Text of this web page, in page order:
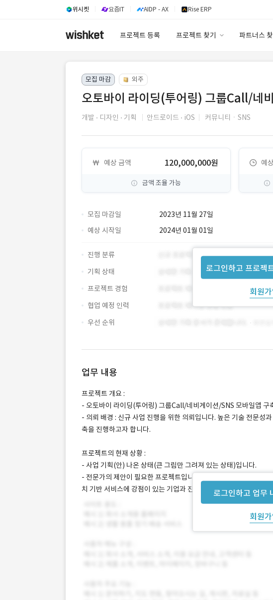
위시켓 요즘IT AIDP - AX Rise ERP
프로젝트 등록 프로젝트 찾기 파트너스
모집 마감 외주
오토바이 라이딩(투어링) 그룹Call/네
개발 디자인 기획 안드로이드 iOS 커뮤니티ㆍSNS
예상 금액 120,000,000원
금액 조율 가능
예
모집 마감일 2023년 11월 27일
로그인하고 프로젝
회원
예상 시작일 2024년 01월 01일
진행 분류
기획 상태
프로젝트 경험
협업 예정 인력
우선 순위
업무 내용
로그인하고 업무
회원
프로젝트 개요 :
- 오토바이 라이딩(투어링) 그룹Call/네비게이션/SNS 모바일앱 구
- 의뢰 배경 : 신규 사업 진행을 위한 의뢰입니다. 높은 기술 전문성
축을 진행하고자 합니다.
프로젝트의 현재 상황 :
- 사업 기획(안) 나온 상태(큰 그림만 그려져 있는 상태)입니다.
- 전문가의 제안이 필요한 프로젝트입니다. 사업 아이디어를 구현
치 기반 서비스에 강점이 있는 기업과 진행하고 싶습니다.